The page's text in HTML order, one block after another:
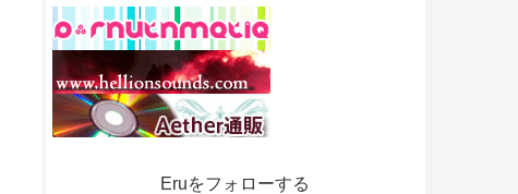
Eruをフォローする